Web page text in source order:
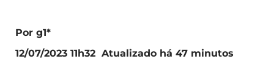
Por g1*
12/07/2023 11h32 Atualizado há 47 minutos